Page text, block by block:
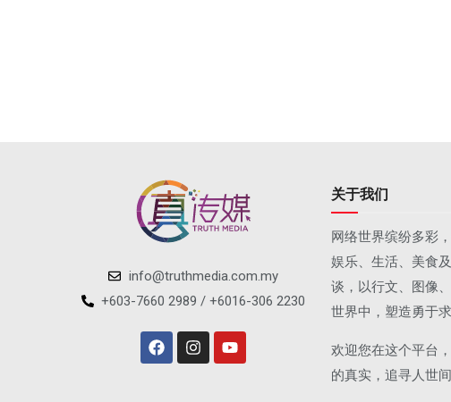
info@truthmedia.com.my
+603-7660 2989 / +6016-306 2230
关于我们
网络世界缤纷多彩
娱乐、生活、美食
谈，以行文、图像
世界中，塑造勇于求
欢迎您在这个平台
的真实，追寻人世